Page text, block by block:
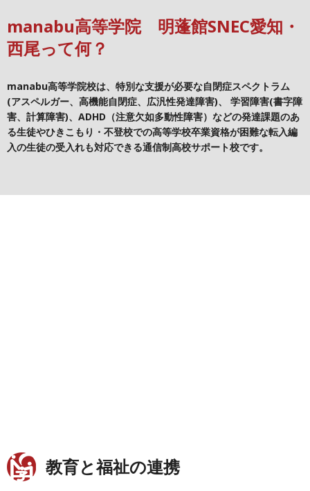
manabu高等学院 明蓬館SNEC愛知・
西尾って何？
manabu高等学院校は、特別な支援が必要な自閉症スペクトラム
(アスペルガー、高機能自閉症、広汎性発達障害)、
学習障害(書字障
害、計算障害)、ADHD（注意欠如多動性障害）などの発達課題のあ
る生徒やひきこもり・不登校での高等学校卒業資格が困難な転入編
入の生徒の受入れも対応できる通信制高校サポート校です。
教育と福祉の連携